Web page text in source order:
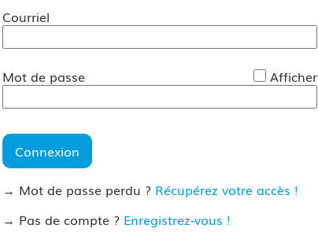
Courriel
Mot de passe Afficher
Connexion
→ Mot de passe perdu ? Récupérez votre accès !
→ Pas de compte ? Enregistrez-vous !